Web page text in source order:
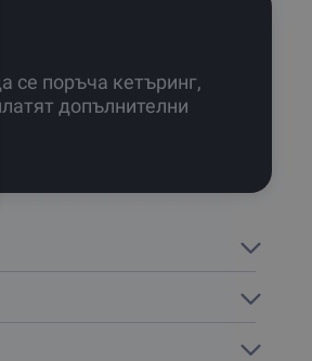
се поръча кетъринг,
допълнителни